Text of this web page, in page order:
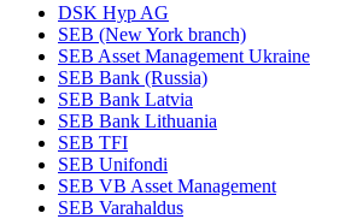
DSK Hyp AG
SEB (New York branch)
SEB Asset Management Ukraine
SEB Bank (Russia)
SEB Bank Latvia
SEB Bank Lithuania
SEB TFI
SEB Unifondi
SEB VB Asset Management
SEB Varahaldus